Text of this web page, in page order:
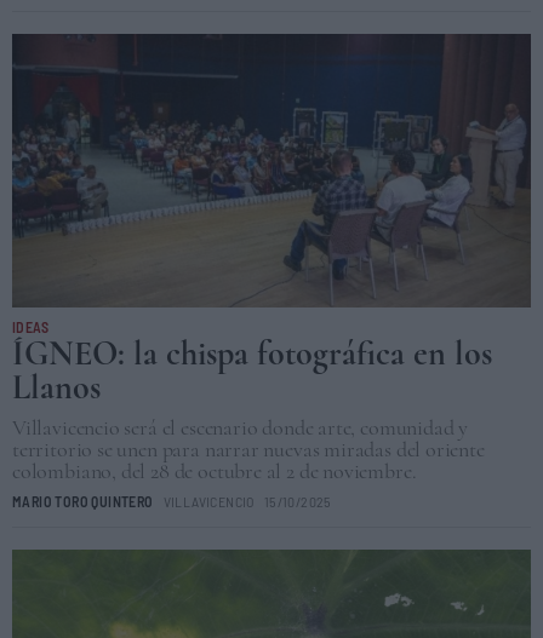
IDEAS
ÍGNEO: la chispa fotográfica en los
Llanos
Villavicencio será el escenario donde arte, comunidad y
territorio se unen para narrar nuevas miradas del oriente
colombiano, del 28 de octubre al 2 de noviembre.
MARIO TORO QUINTERO VILLAVICENCIO 15/10/2025